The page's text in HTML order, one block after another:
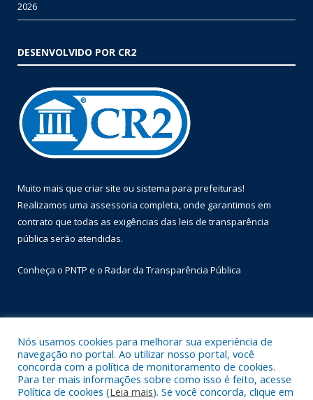
2026
DESENVOLVIDO POR CR2
Muito mais que criar site ou sistema para prefeituras!
Realizamos uma assessoria completa, onde garantimos em
contrato que todas as exigências das leis de transparência
pública serão atendidas.
Conheça o PNTP e o Radar da Transparência Pública
Todos os direitos reservados a Prefeitura Municipal de Óbidos.
Mapa do Site
Acessar Área Administrativa
Acessar Webmail
Nós usamos cookies para melhorar sua experiência de
navegação no portal. Ao utilizar nosso portal, você
concorda com a política de monitoramento de cookies.
Para ter mais informações sobre como isso é feito, acesse
Política de cookies (Leia mais). Se você concorda, clique em